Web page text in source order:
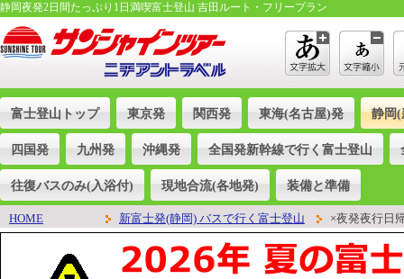
静岡夜発2日間たっぷり1日満喫富士登山 吉田ルート・フリープラン
富士登山トップ 東京発 関西発 東海(名古屋)発 静岡(
四国発 九州発 沖縄発 全国発新幹線で行く富士登山
往復バスのみ(入浴付) 現地合流(各地発) 装備と準備
HOME 新富士発(静岡) バスで行く富士登山 ×夜発夜行日